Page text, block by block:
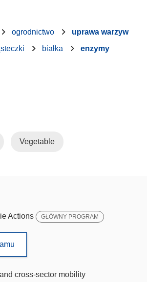
ogrodnictwo
uprawa warzyw
białka enzymy
Vegetable
Actions GŁÓWNY PROGRAM
cross-sector mobility